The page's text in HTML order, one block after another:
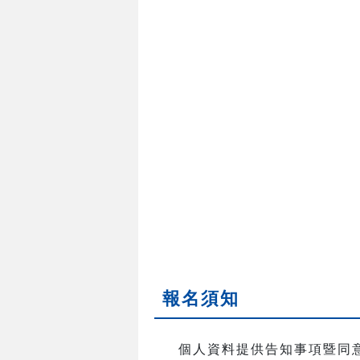
報名須知
個人資料提供告知事項暨同